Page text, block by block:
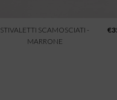
STIVALETTI SCAMOSCIATI -
MARRONE
€